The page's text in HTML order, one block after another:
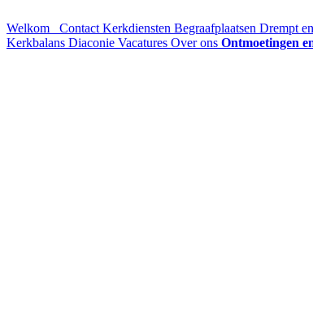
Welkom Contact Kerkdiensten Begraafplaatsen Drempt
Kerkbalans Diaconie Vacatures Over ons Ontmoetingen